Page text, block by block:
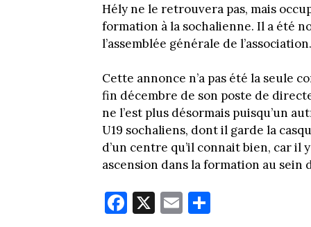
Hély ne le retrouvera pas, mais
formation à la sochalienne. Il a été
l’assemblée générale de l’association.
Cette annonce n’a pas été la seule
fin décembre de son poste de
ne l’est plus désormais puisqu’un
U19 sochaliens, dont il garde la
d’un centre qu’il connait bien, car il
ascension dans la formation au sein
Fa X E